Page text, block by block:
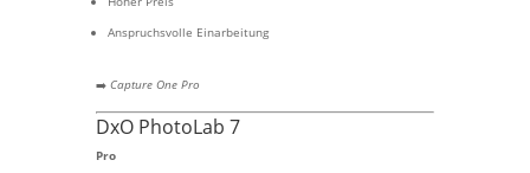
Anspruchsvolle Einarbeitung
➡️ Capture One Pro
DxO PhotoLab 7
Pro